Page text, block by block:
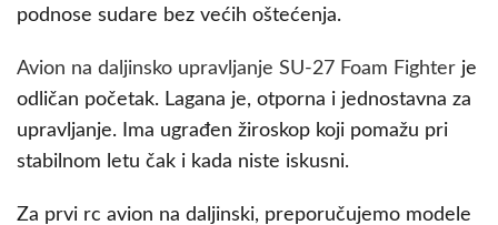
podnose sudare bez većih oštećenja.
Avion na daljinsko upravljanje SU-27 Foam Fighter je
odličan početak. Lagana je, otporna i jednostavna za
upravljanje. Ima ugrađen žiroskop koji pomažu pri
stabilnom letu čak i kada niste iskusni.
Za prvi rc avion na daljinski, preporučujemo modele